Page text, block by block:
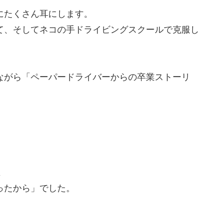
くさん耳にします。
そしてネコの手ドライビングスクールで克服し
ら「ペーパードライバーからの卒業ストーリ
から」でした。